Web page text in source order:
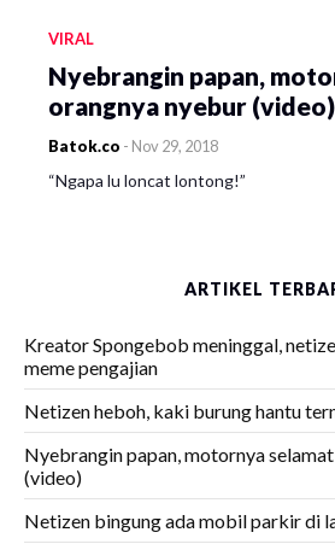
VIRAL
Nyebrangin papan,
orangnya nyebur (video)
Batok.co - Nov 29, 2018
“Ngapa lu loncat lontong!”
ARTIKEL
Kreator Spongebob meninggal,
meme pengajian
Netizen heboh, kaki burung hantu
Nyebrangin papan, motornya
(video)
Netizen bingung ada mobil parkir di